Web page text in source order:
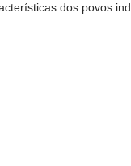
dos povos